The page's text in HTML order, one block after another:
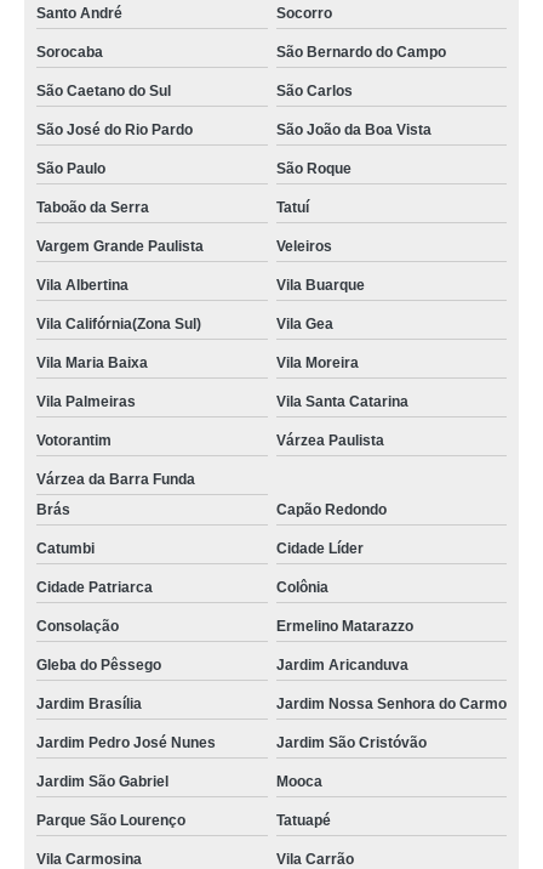
Santo André Socorro
Sorocaba São Bernardo do Campo
São Caetano do Sul São Carlos
São José do Rio Pardo São João da Boa Vista
São Paulo São Roque
Taboão da Serra Tatuí
Vargem Grande Paulista Veleiros
Vila Albertina Vila Buarque
Vila Califórnia(Zona Sul) Vila Gea
Vila Maria Baixa Vila Moreira
Vila Palmeiras Vila Santa Catarina
Votorantim Várzea Paulista
Várzea da Barra Funda
Brás
Capão Redondo
Catumbi Cidade Líder
Cidade Patriarca Colônia
Consolação Ermelino Matarazzo
Gleba do Pêssego Jardim Aricanduva
Jardim Brasília Jardim Nossa Senhora do Carmo
Jardim Pedro José Nunes Jardim São Cristóvão
Jardim São Gabriel Mooca
Parque São Lourenço Tatuapé
Vila Carmosina Vila Carrão